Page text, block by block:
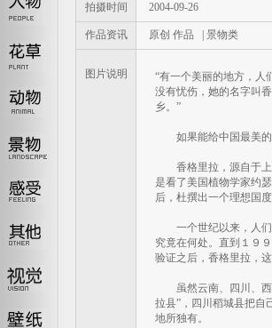
拍摄时间 2004-09-26
作品资讯 原创 作品 | 景物类
图片说明
“有一个美丽的地方，人
没有忧伤，她的名字叫
乡。”
如果能给中国最美的
香格里拉，源自于上
是看了美国植物学家约
后，杜撰出一个理想国
一个世纪以来，人们
究竟在何处。直到１９
验证之后，香格里拉，
虽然云南、四川、西
拉县”，四川稻城县把自
地所独有。